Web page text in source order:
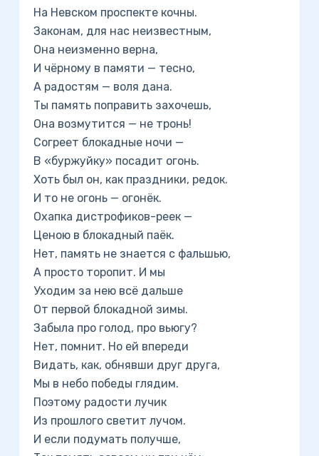
На Невском проспекте кочны.
Законам, для нас неизвестным,
Она неизменно верна,
И чёрному в памяти — тесно,
А радостям — воля дана.
Ты память поправить захочешь,
Она возмутится — не тронь!
Согреет блокадные ночи —
В «буржуйку» посадит огонь.
Хоть был он, как праздники, редок.
И то не огонь — огонёк.
Охапка дистрофиков-реек —
Ценою в блокадный паёк.
Нет, память не знается с фальшью,
А просто торопит. И мы
Уходим за нею всё дальше
От первой блокадной зимы.
Забыла про голод, про вьюгу?
Нет, помнит. Но ей впереди
Видать, как, обнявши друг друга,
Мы в небо победы глядим.
Поэтому радости лучик
Из прошлого светит лучом.
И если подумать получше,